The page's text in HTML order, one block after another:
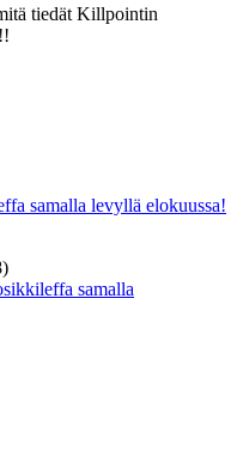
tiedät Killpointin
samalla levyllä elokuussa!
samalla